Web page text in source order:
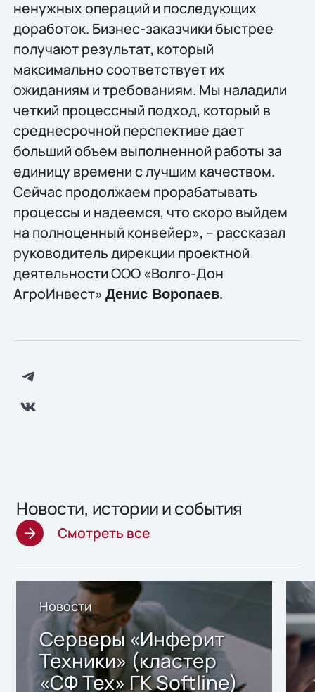
ненужных операций и последующих
доработок. Бизнес-заказчики быстрее
получают результат, который
максимально соответствует их
ожиданиям и требованиям. Мы наладили
четкий процессный подход, который в
среднесрочной перспективе дает
больший объем выполненной работы за
единицу времени с лучшим качеством.
Сейчас продолжаем прорабатывать
процессы и надеемся, что скоро выйдем
на полноценный конвейер», – рассказал
руководитель дирекции проектной
деятельности ООО «Волго-Дон
АгроИнвест» Денис Воропаев.
Новости, истории и события
Смотреть все
Новости
Серверы «Инферит
Техники» (кластер
«СФ Тех» ГК Softline)